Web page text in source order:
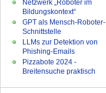
Netzwerk „Roboter im
Bildungskontext“
GPT als Mensch-Roboter-
Schnittstelle
LLMs zur Detektion von
Phishing-Emails
Pizzabote 2024 -
Breitensuche praktisch